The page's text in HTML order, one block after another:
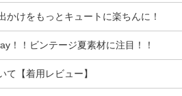
かけをもっとキュートに楽ちんに！
！！ビンテージ夏素材に注目！！
て【着用レビュー】